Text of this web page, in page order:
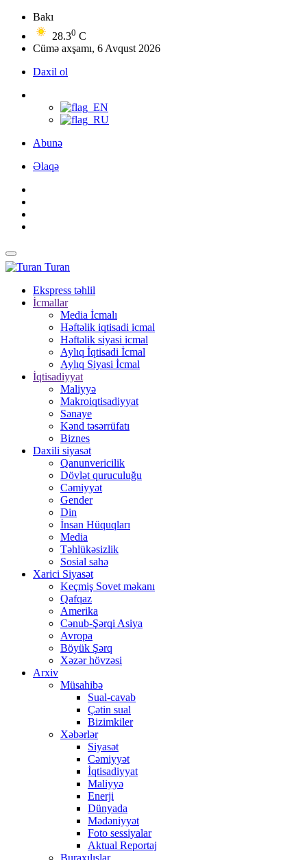
Bakı
28.30 C
Cümə axşamı, 6 Avqust 2026
Daxil ol
Abunə
Əlaqə
Turan
Ekspress təhlil
İcmallar
Media İcmalı
Həftəlik iqtisadi icmal
Həftəlik siyasi icmal
Aylıq İqtisadi İcmal
Aylıq Siyasi İcmal
İqtisadiyyat
Maliyyə
Makroiqtisadiyyat
Sənaye
Kənd təsərrüfatı
Biznes
Daxili siyasət
Qanunvericilik
Dövlət quruculuğu
Cəmiyyət
Gender
Din
İnsan Hüquqları
Media
Təhlükəsizlik
Sosial sahə
Xarici Siyasət
Keçmiş Sovet məkanı
Qafqaz
Amerika
Cənub-Şərqi Asiya
Avropa
Böyük Şərq
Xəzər hövzəsi
Arxiv
Müsahibə
Sual-cavab
Çətin sual
Bizimkiler
Xəbərlər
Siyasət
Cəmiyyət
İqtisadiyyat
Maliyyə
Enerji
Dünyada
Mədəniyyət
Foto sessiyalar
Aktual Reportaj
Buraxılışlar